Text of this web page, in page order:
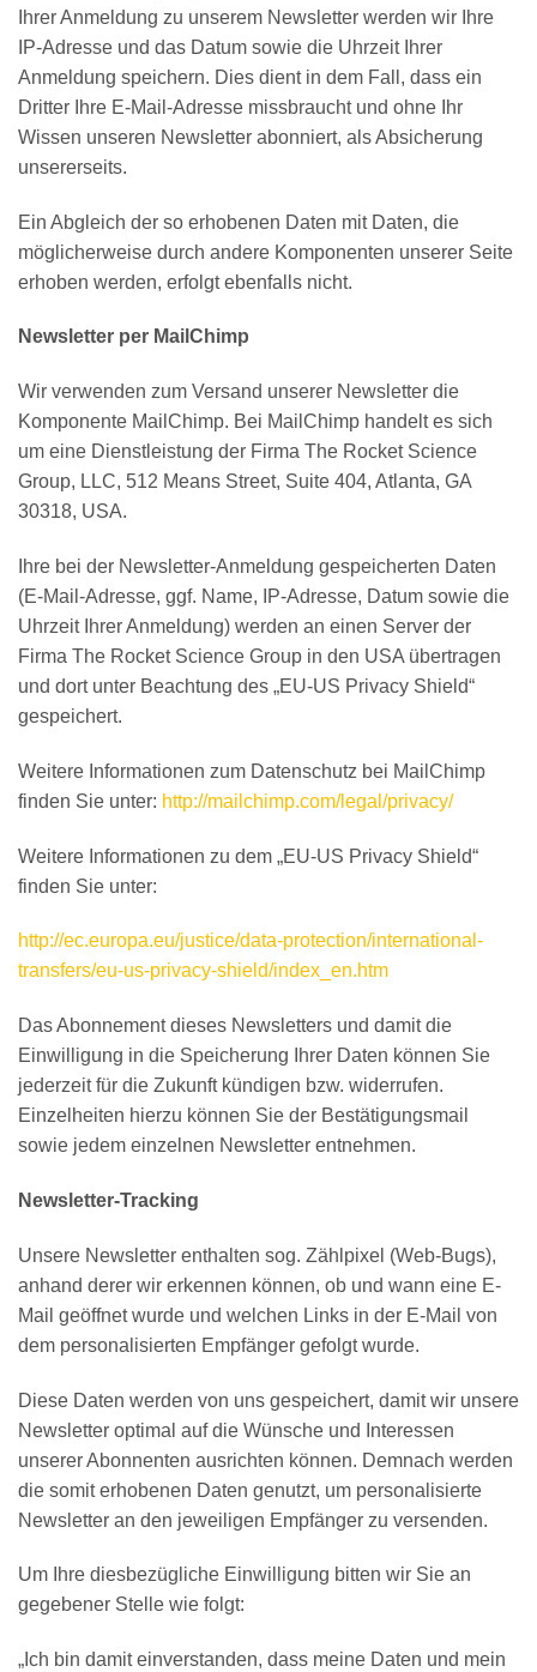
Ihrer Anmeldung zu unserem Newsletter werden wir Ihre
IP-Adresse und das Datum sowie die Uhrzeit Ihrer
Anmeldung speichern. Dies dient in dem Fall, dass ein
Dritter Ihre E-Mail-Adresse missbraucht und ohne Ihr
Wissen unseren Newsletter abonniert, als Absicherung
unsererseits.
Ein Abgleich der so erhobenen Daten mit Daten, die
möglicherweise durch andere Komponenten unserer Seite
erhoben werden, erfolgt ebenfalls nicht.
Newsletter per MailChimp
Wir verwenden zum Versand unserer Newsletter die
Komponente MailChimp. Bei MailChimp handelt es sich
um eine Dienstleistung der Firma The Rocket Science
Group, LLC, 512 Means Street, Suite 404, Atlanta, GA
30318, USA.
Ihre bei der Newsletter-Anmeldung gespeicherten Daten
(E-Mail-Adresse, ggf. Name, IP-Adresse, Datum sowie die
Uhrzeit Ihrer Anmeldung) werden an einen Server der
Firma The Rocket Science Group in den USA übertragen
und dort unter Beachtung des „EU-US Privacy Shield“
gespeichert.
Weitere Informationen zum Datenschutz bei MailChimp
finden Sie unter: http://mailchimp.com/legal/privacy/
Weitere Informationen zu dem „EU-US Privacy Shield“
finden Sie unter:
http://ec.europa.eu/justice/data-protection/international-
transfers/eu-us-privacy-shield/index_en.htm
Das Abonnement dieses Newsletters und damit die
Einwilligung in die Speicherung Ihrer Daten können Sie
jederzeit für die Zukunft kündigen bzw. widerrufen.
Einzelheiten hierzu können Sie der Bestätigungsmail
sowie jedem einzelnen Newsletter entnehmen.
Newsletter-Tracking
Unsere Newsletter enthalten sog. Zählpixel (Web-Bugs),
anhand derer wir erkennen können, ob und wann eine E-
Mail geöffnet wurde und welchen Links in der E-Mail von
dem personalisierten Empfänger gefolgt wurde.
Diese Daten werden von uns gespeichert, damit wir unsere
Newsletter optimal auf die Wünsche und Interessen
unserer Abonnenten ausrichten können. Demnach werden
die somit erhobenen Daten genutzt, um personalisierte
Newsletter an den jeweiligen Empfänger zu versenden.
Um Ihre diesbezügliche Einwilligung bitten wir Sie an
gegebener Stelle wie folgt:
„Ich bin damit einverstanden, dass meine Daten und mein